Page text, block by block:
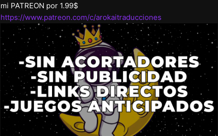
mi PATREON por 1.99$
https://www.patreon.com/c/arokaitraducciones